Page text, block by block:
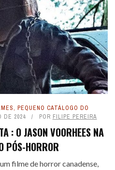
, PEQUENO CATÁLOGO DO
DE 2024 POR FILIPE PEREIRA
: O JASON VOORHEES NA
PÓS-HORROR
filme de horror canadense,